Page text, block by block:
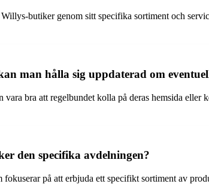
butiker genom sitt specifika sortiment och
man hålla sig uppdaterad om
bra att regelbundet kolla på deras hemsida
den specifika avdelningen?
på att erbjuda ett specifikt sortiment av